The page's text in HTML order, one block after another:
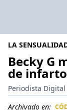
LA
Becky G
de
Periodista Digital
Archivado en: